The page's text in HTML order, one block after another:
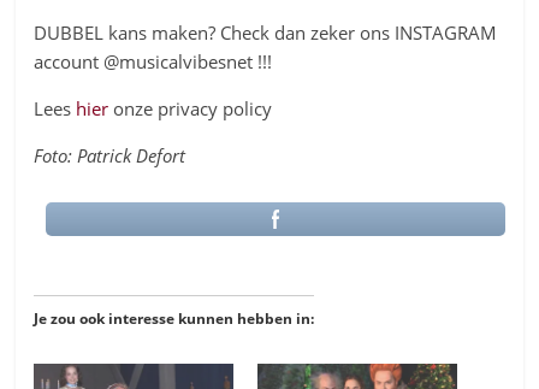
DUBBEL kans maken? Check dan zeker ons INSTAGRAM
account @musicalvibesnet !!!
Lees hier onze privacy policy
Foto: Patrick Defort
Je zou ook interesse kunnen hebben in: